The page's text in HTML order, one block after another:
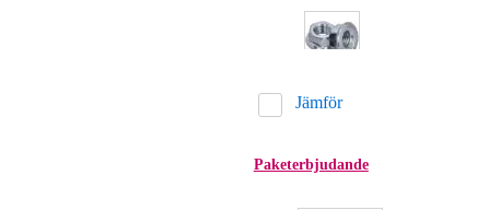
Jämför
Paketerbjudande